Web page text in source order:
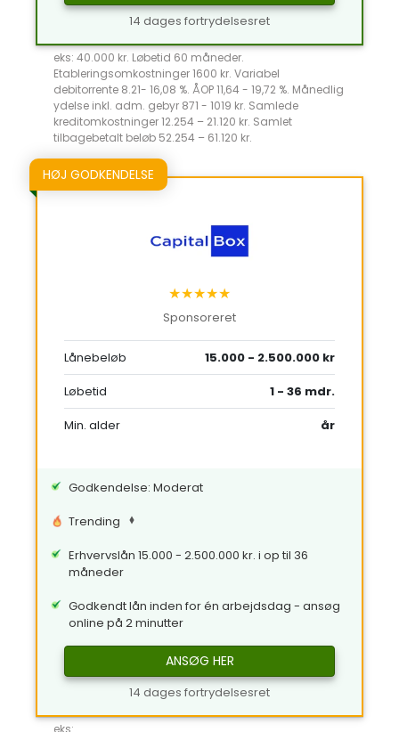
14 dages fortrydelsesret
eks: 40.000 kr. Løbetid 60 måneder.
Etableringsomkostninger 1600 kr. Variabel
debitorrente 8.21- 16,08 %. ÅOP 11,64 - 19,72 %. Månedlig
ydelse inkl. adm. gebyr 871 - 1019 kr. Samlede
kreditomkostninger 12.254 – 21.120 kr. Samlet
tilbagebetalt beløb 52.254 – 61.120 kr.
HØJ GODKENDELSE
★★★★★
Sponsoreret
Lånebeløb
15.000 - 2.500.000 kr
Løbetid
1 - 36 mdr.
Min. alder
år
Godkendelse: Moderat
Trending
Erhvervslån 15.000 - 2.500.000 kr. i op til 36
måneder
Godkendt lån inden for én arbejdsdag - ansøg
online på 2 minutter
ANSØG HER
14 dages fortrydelsesret